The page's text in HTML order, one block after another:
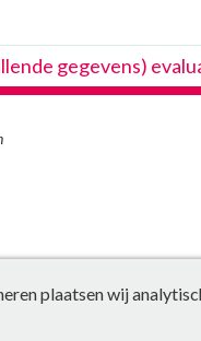
gegevens)
plaatsen wij